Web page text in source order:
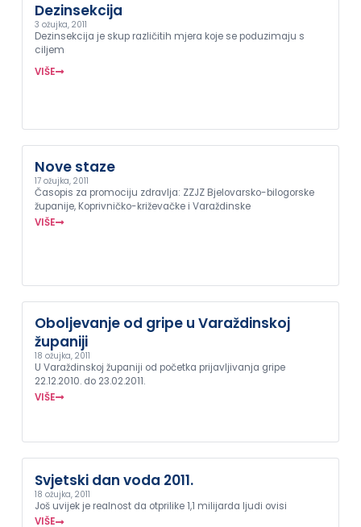
Dezinsekcija
3 ožujka, 2011
Dezinsekcija je skup različitih mjera koje se poduzimaju s
ciljem
VIŠE
Nove staze
17 ožujka, 2011
Časopis za promociju zdravlja: ZZJZ Bjelovarsko-bilogorske
županije, Koprivničko-križevačke i Varaždinske
VIŠE
Oboljevanje od gripe u Varaždinskoj
županiji
18 ožujka, 2011
U Varaždinskoj županiji od početka prijavljivanja gripe
22.12.2010. do 23.02.2011.
VIŠE
Svjetski dan voda 2011.
18 ožujka, 2011
Još uvijek je realnost da otprilike 1,1 milijarda ljudi ovisi
VIŠE